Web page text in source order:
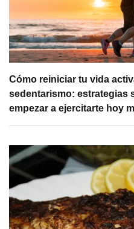
Cómo reiniciar tu vida
sedentarismo: estrategias
empezar a ejercitarte hoy